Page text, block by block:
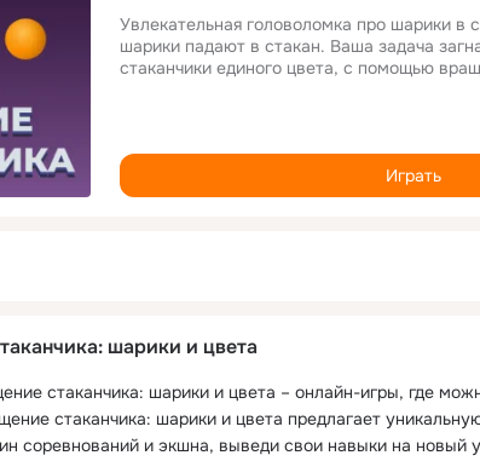
Увлекательная головоломка про шарики в
шарики падают в стакан. Ваша задача
стаканчики единого цвета, с помощью
Играть
шарики и цвета
стаканчика: шарики и цвета – онлайн-игры, где
стаканчика: шарики и цвета предлагает
соревнований и экшна, выведи свои навыки на новый